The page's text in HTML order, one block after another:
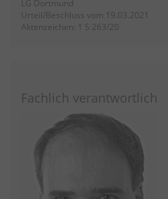
LG Dortmund
Urteil/Beschluss vom 19.03.2021
Aktenzeichen: 1 S 263/20
Fachlich verantwortlich